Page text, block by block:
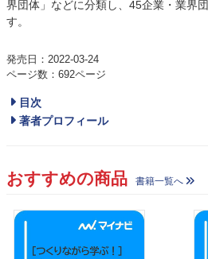
界団体」などに分類し、45企業・業界
す。
発売日：2022-03-24
ページ数：692ページ
目次
著者プロフィール
おすすめの商品 書籍一覧へ